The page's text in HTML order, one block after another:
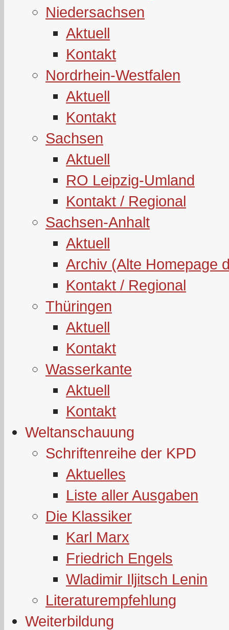
Niedersachsen
Aktuell
Kontakt
Nordrhein-Westfalen
Aktuell
Kontakt
Sachsen
Aktuell
RO Leipzig-Umland
Kontakt / Regional
Sachsen-Anhalt
Aktuell
Archiv (Alte Homepage
Kontakt / Regional
Thüringen
Aktuell
Kontakt
Wasserkante
Aktuell
Kontakt
Weltanschauung
Schriftenreihe der KPD
Aktuelles
Liste aller Ausgaben
Die Klassiker
Karl Marx
Friedrich Engels
Wladimir Iljitsch Lenin
Literaturempfehlung
Weiterbildung